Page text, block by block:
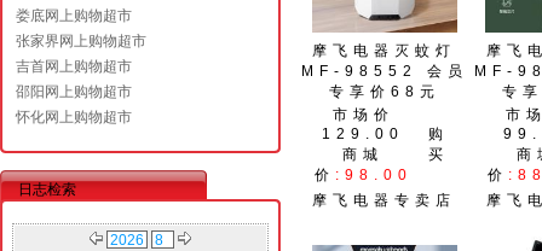
娄底网上购物超市
张家界网上购物超市
吉首网上购物超市
邵阳网上购物超市
怀化网上购物超市
日志检索
摩飞电器灭蚊灯
MF-98552 会员
专享价68元
市场价
129.00
购
买
商城
价 :98.00
摩飞电器专卖店
摩飞
MF-
专
市
商
价
摩飞